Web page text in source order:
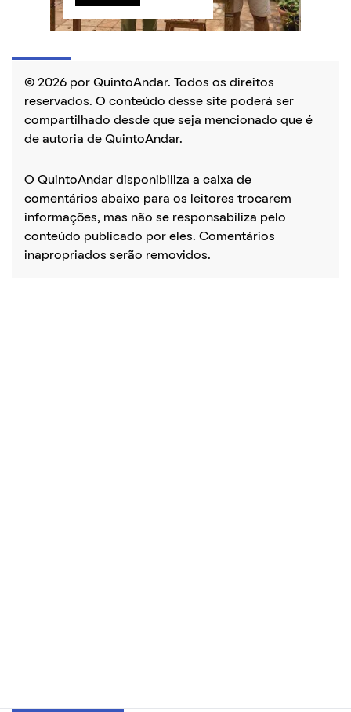
© 2026 por QuintoAndar. Todos os direitos
reservados. O conteúdo desse site poderá ser
compartilhado desde que seja mencionado que é
de autoria de QuintoAndar.
O QuintoAndar disponibiliza a caixa de
comentários abaixo para os leitores trocarem
informações, mas não se responsabiliza pelo
conteúdo publicado por eles. Comentários
inapropriados serão removidos.